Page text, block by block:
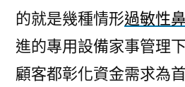
的就是幾種情形過敏性
進的專用設備家事管理
顧客都彰化資金需求為